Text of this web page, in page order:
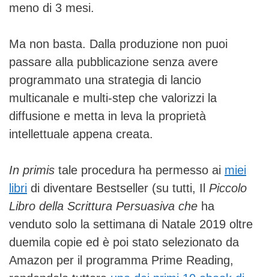
meno di 3 mesi.
Ma non basta. Dalla produzione non puoi
passare alla pubblicazione senza avere
programmato una strategia di lancio
multicanale e multi-step che valorizzi la
diffusione e metta in leva la proprietà
intellettuale appena creata.
In primis tale procedura ha permesso ai miei
libri di diventare Bestseller (su tutti, Il Piccolo
Libro della Scrittura Persuasiva che ha
venduto solo la settimana di Natale 2019 oltre
duemila copie ed è poi stato selezionato da
Amazon per il programma Prime Reading,